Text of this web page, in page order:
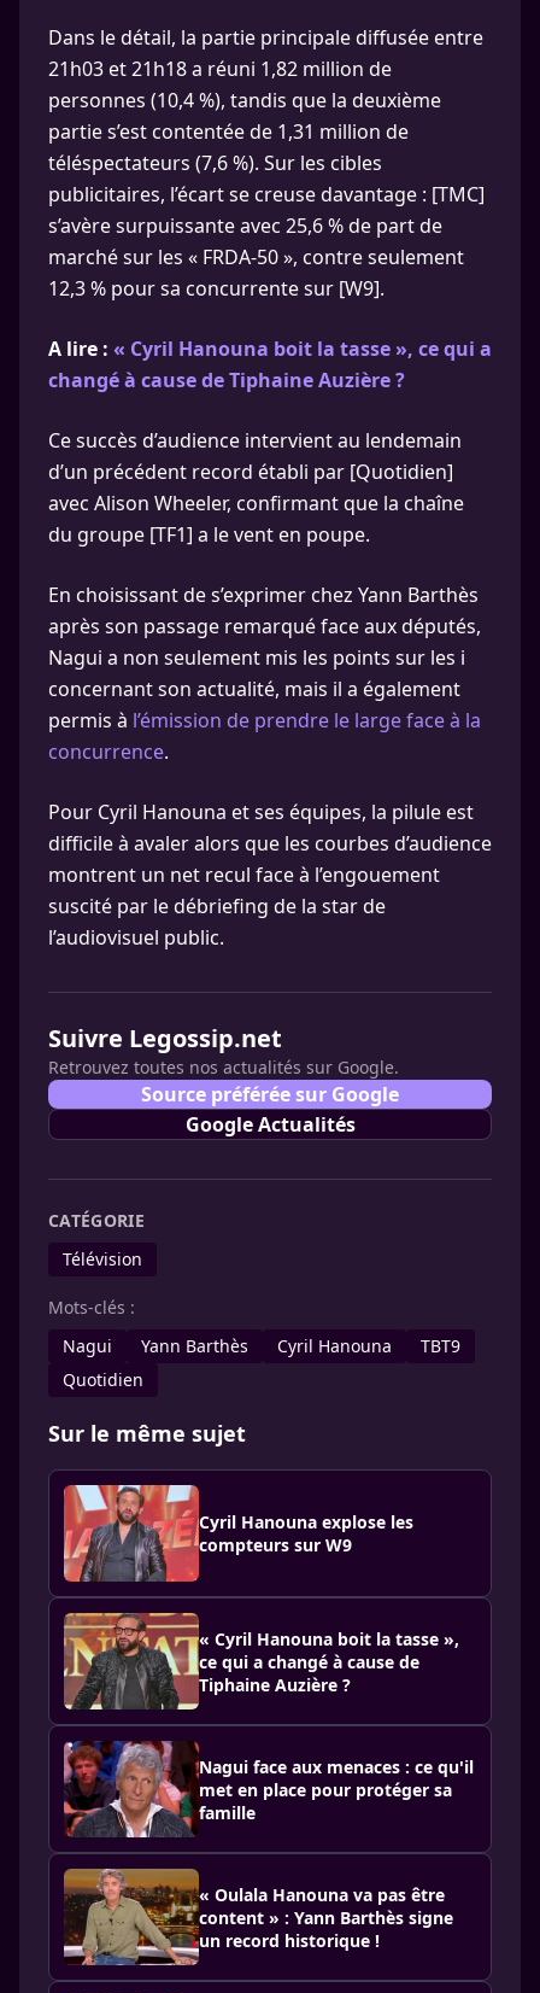
Dans le détail, la partie principale diffusée entre
21h03 et 21h18 a réuni 1,82 million de
personnes (10,4 %), tandis que la deuxième
partie s’est contentée de 1,31 million de
téléspectateurs (7,6 %). Sur les cibles
publicitaires, l’écart se creuse davantage : [TMC]
s’avère surpuissante avec 25,6 % de part de
marché sur les « FRDA-50 », contre seulement
12,3 % pour sa concurrente sur [W9].
A lire : « Cyril Hanouna boit la tasse », ce qui a
changé à cause de Tiphaine Auzière ?
Ce succès d’audience intervient au lendemain
d’un précédent record établi par [Quotidien]
avec Alison Wheeler, confirmant que la chaîne
du groupe [TF1] a le vent en poupe.
En choisissant de s’exprimer chez Yann Barthès
après son passage remarqué face aux députés,
Nagui a non seulement mis les points sur les i
concernant son actualité, mais il a également
permis à l’émission de prendre le large face à la
concurrence.
Pour Cyril Hanouna et ses équipes, la pilule est
difficile à avaler alors que les courbes d’audience
montrent un net recul face à l’engouement
suscité par le débriefing de la star de
l’audiovisuel public.
Suivre Legossip.net
Retrouvez toutes nos actualités sur Google.
Source préférée sur Google
Google Actualités
CATÉGORIE
Télévision
Mots-clés :
Nagui
Yann Barthès Cyril Hanouna
TBT9
Quotidien
Sur le même sujet
Cyril Hanouna explose les
compteurs sur W9
« Cyril Hanouna boit la tasse »,
ce qui a changé à cause de
Tiphaine Auzière ?
Nagui face aux menaces : ce qu'il
met en place pour protéger sa
famille
« Oulala Hanouna va pas être
content » : Yann Barthès signe
un record historique !